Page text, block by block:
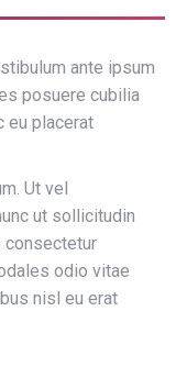
ante ipsum
posuere cubilia
eu placerat
Ut vel
ut sollicitudin
consectetur
odio vitae
nisl eu erat